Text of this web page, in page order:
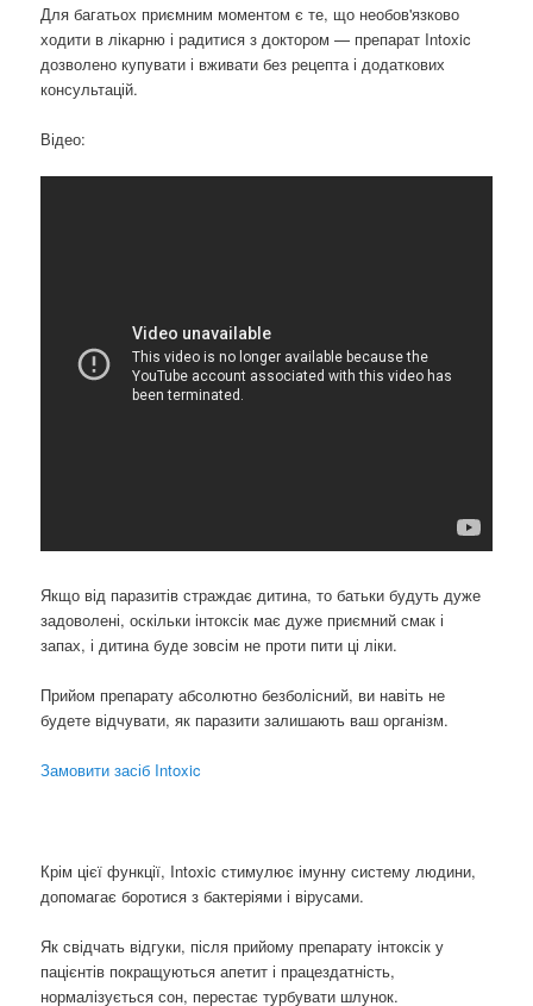
Для багатьох приємним моментом є те, що необов'язково
ходити в лікарню і радитися з доктором — препарат Intoxic
дозволено купувати і вживати без рецепта і додаткових
консультацій.
Відео:
Якщо від паразитів страждає дитина, то батьки будуть дуже
задоволені, оскільки інтоксік має дуже приємний смак і
запах, і дитина буде зовсім не проти пити ці ліки.
Прийом препарату абсолютно безболісний, ви навіть не
будете відчувати, як паразити залишають ваш організм.
Замовити засіб Intoxic
Крім цієї функції, Intoxic стимулює імунну систему людини,
допомагає боротися з бактеріями і вірусами.
Як свідчать відгуки, після прийому препарату інтоксік у
пацієнтів покращуються апетит і працездатність,
нормалізується сон, перестає турбувати шлунок.